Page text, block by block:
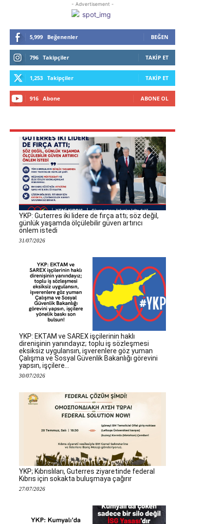
- Advertisement -
5,999 Beğenenler BEĞEN
796 Takipçiler TAKIP ET
1,253 Takipçiler TAKIP ET
916 Abone ABONE OL
YKP: Guterres iki lidere de fırça attı; söz değil,
günlük yaşamda ölçülebilir güven artırıcı
önlem istedi
31/07/2026
YKP: EKTAM ve SAREX işçilerinin haklı
direnişinin yanındayız; toplu iş sözleşmesi
eksiksiz uygulansın, işverenlere göz yuman
Çalışma ve Sosyal Güvenlik Bakanlığı görevini
yapsın, işçilere...
30/07/2026
YKP; Kıbrıslıları, Guterres ziyaretinde federal
Kıbrıs için sokakta buluşmaya çağırır
27/07/2026